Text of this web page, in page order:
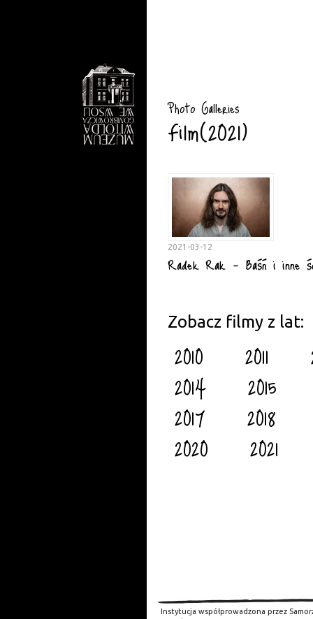
Photo Galleries
Film(2021)
2021-03-12
Radek Rak - Baśń i inne
Zobacz filmy z lat:
2010 2011
2014
2015
2017
2018
2020
2021
Instytucja współprowadzona przez